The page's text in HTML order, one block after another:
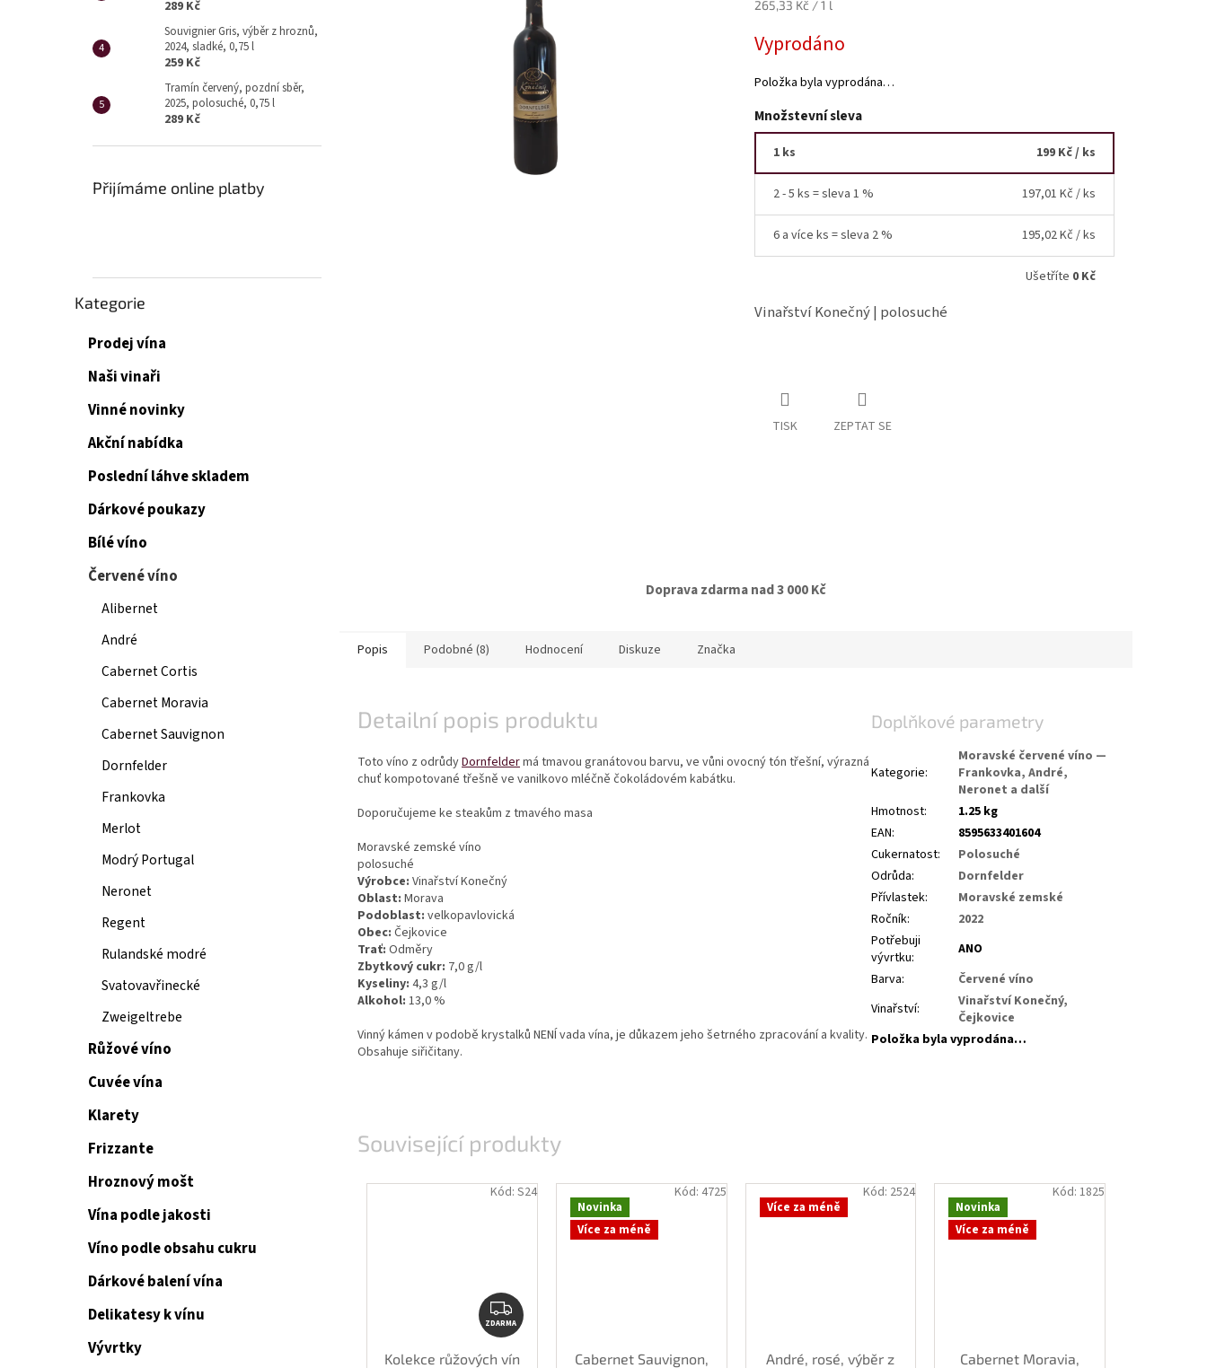
289 Kč
Souvignier Gris, výběr z hroznů,
2024, sladké, 0,75 l
259 Kč
Tramín červený, pozdní sběr,
2025, polosuché, 0,75 l
289 Kč
Přijímáme online platby
Přeskočit
Kategorie
Prodej vína
Naši vinaři
Vinné novinky
Akční nabídka
Poslední láhve skladem
Dárkové poukazy
Bílé víno
Červené víno
Alibernet
André
Cabernet Cortis
Cabernet Moravia
Cabernet Sauvignon
Dornfelder
Frankovka
Merlot
Modrý Portugal
Neronet
Regent
Rulandské modré
Svatovavřinecké
Zweigeltrebe
Růžové víno
Cuvée vína
Klarety
Frizzante
Hroznový mošt
Vína podle jakosti
Víno podle obsahu cukru
Dárkové balení vína
Delikatesy k vínu
Vývrtky
Měrná
265,33 Kč / 1 l
Vyprodáno
Položka byla vyprodána…
Množstevní sleva
1 ks 199 Kč/ ks
2 - 5 ks = sleva 1 % 197,01 Kč / ks
6 a více ks = sleva 2 % 195,02 Kč / ks
Ušetříte 0 Kč
Vinařství Konečný | polosuché
TISK ZEPTAT SE
Doprava zdarma nad 3 000 Kč
Související produkty
ZDARMA
ZDARMA
Kolekce růžových vín
Kód: S24
Novinka
Více za méně
Cabernet Sauvignon,
Kód: 4725
Více za méně
André, rosé, výběr z
Kód: 2524
Novinka
Více za méně
Cabernet Moravia,
Kód: 1825
Popis Podobné (8) Hodnocení Diskuze Značka
Detailní popis produktu
Toto víno z odrůdyDornfeldermá tmavou granátovou barvu, ve vůni ovocný tón třešní, výrazná
chuť kompotované třešně ve vanilkovo mléčně čokoládovém kabátku.
Doporučujeme ke steakům z tmavého masa
Moravské zemské víno
polosuché
Výrobce: Vinařství Konečný
Oblast: Morava
Podoblast: velkopavlovická
Obec: Čejkovice
Trať: Odměry
Zbytkový cukr: 7,0 g/l
Kyseliny: 4,3 g/l
Alkohol: 13,0 %
Vinný kámen v podobě krystalků NENÍ vada vína, je důkazem jeho šetrného zpracování a kvality.
Obsahuje siřičitany.
Doplňkové parametry
Kategorie:
Moravské červené víno —
Frankovka, André,
Neronet a další
Hmotnost:
1.25 kg
EAN:
8595633401604
Cukernatost:
Polosuché
Odrůda:
Dornfelder
Přívlastek:
Moravské zemské
Ročník:
2022
Potřebuji
vývrtku:
ANO
Barva:
Červené víno
Vinařství:
Vinařství Konečný,
Čejkovice
Položka byla vyprodána…